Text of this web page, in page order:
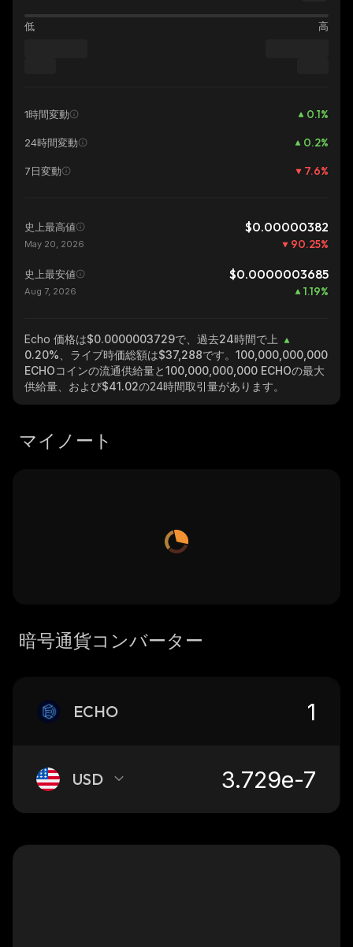
低 高
1時間変動 0.1%
24時間変動 0.2%
7日変動 7.6%
史上最高値 $0.00000382
May 20, 2026 90.25%
史上最安値 $0.0000003685
Aug 7, 2026 1.19%
Echo 価格は$0.0000003729で、過去24時間で上
0.20% 、ライブ時価総額は$37,288です。 100,000,000,000
ECHOコインの流通供給量と100,000,000,000 ECHOの最大
供給量、および$41.02の24時間取引量があります。
マイノート
暗号通貨コンバーター
ECHO
USD